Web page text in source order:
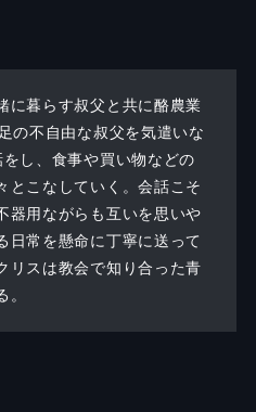
に暮らす叔父と共に酪農業
の不自由な叔父を気遣いな
し、食事や買い物などの
とこなしていく。会話こそ
器用ながらも互いを思いや
日常を懸命に丁寧に送って
リスは教会で知り合った青